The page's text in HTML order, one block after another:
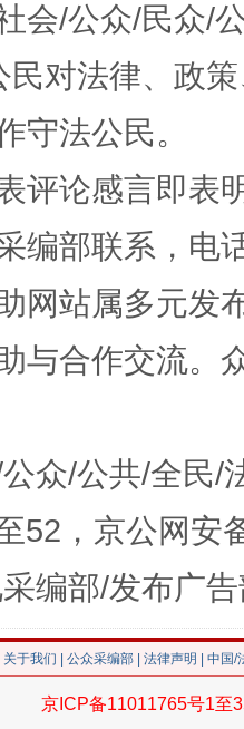
魏明亮
会/公众/民众/
民对法律、政
守法公民。
评论感言即表
编部联系，电
网站属多元发
与合作交流。
众/公共/全民/
52，京公网安
编部/发布广
关于我们 公众采编部 法律声明 | 中国
京ICP备11011765号1至